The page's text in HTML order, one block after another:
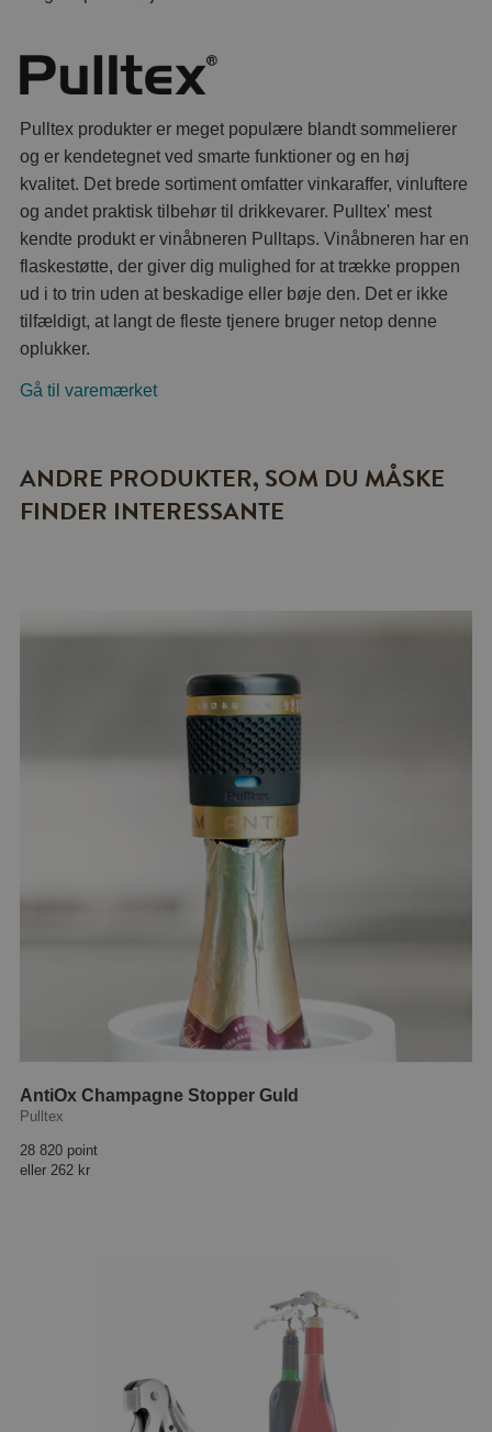
Pulltex produkter er meget populære blandt sommelierer
og er kendetegnet ved smarte funktioner og en høj
kvalitet. Det brede sortiment omfatter vinkaraffer, vinluftere
og andet praktisk tilbehør til drikkevarer. Pulltex' mest
kendte produkt er vinåbneren Pulltaps. Vinåbneren har en
flaskestøtte, der giver dig mulighed for at trække proppen
ud i to trin uden at beskadige eller bøje den. Det er ikke
tilfældigt, at langt de fleste tjenere bruger netop denne
oplukker.
Gå til varemærket
ANDRE PRODUKTER, SOM DU MÅSKE
FINDER INTERESSANTE
AntiOx Champagne Stopper Guld
Pulltex
28 820 point
eller 262 kr